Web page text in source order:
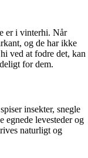
er i vinterhi. Når
og de har ikke
ved at fodre det, kan
for dem.
insekter, snegle
egnede levesteder og
naturligt og